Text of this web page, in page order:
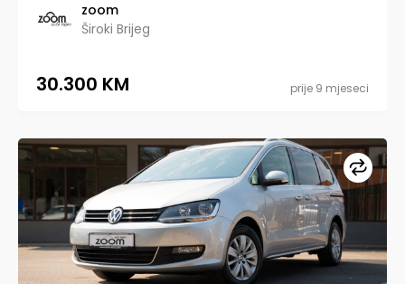
zoom
Široki Brijeg
30.300 KM prije 9 mjeseci